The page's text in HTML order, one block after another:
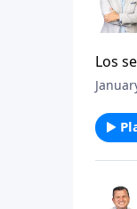
Los
del